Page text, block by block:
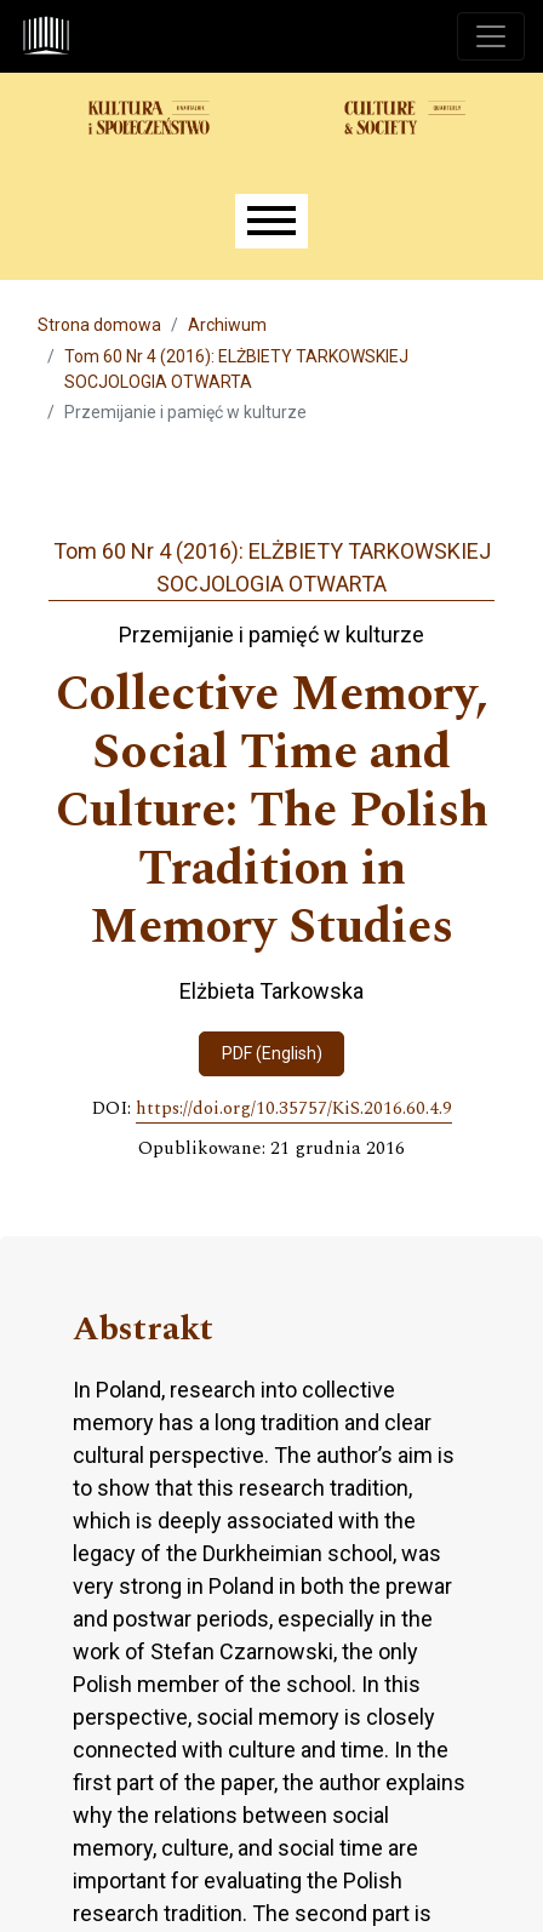
Przejdź do głównego menu
Przejdź do sekcji głównej
Przejdź do stopki
Main menu
Strona domowa
Archiwum
Tom 60 Nr 4 (2016): ELŻBIETY TARKOWSKIEJ
SOCJOLOGIA OTWARTA
Przemijanie i pamięć w kulturze
Tom 60 Nr 4 (2016): ELŻBIETY TARKOWSKIEJ
SOCJOLOGIA OTWARTA
Przemijanie i pamięć w kulturze
Collective Memory,
Social Time and
Culture: The Polish
Tradition in
Memory Studies
Elżbieta Tarkowska
PDF (English)
DOI: https://doi.org/10.35757/KiS.2016.60.4.9
Opublikowane: 21 grudnia 2016
Abstrakt
In Poland, research into collective
memory has a long tradition and clear
cultural perspective. The author’s aim is
to show that this research tradition,
which is deeply associated with the
legacy of the Durkheimian school, was
very strong in Poland in both the prewar
and postwar periods, especially in the
work of Stefan Czarnowski, the only
Polish member of the school. In this
perspective, social memory is closely
connected with culture and time. In the
first part of the paper, the author explains
why the relations between social
memory, culture, and social time are
important for evaluating the Polish
research tradition. The second part is